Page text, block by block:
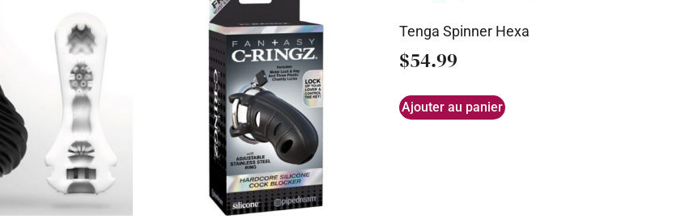
Tenga Spinner Hexa
$54.99
Ajouter au panier